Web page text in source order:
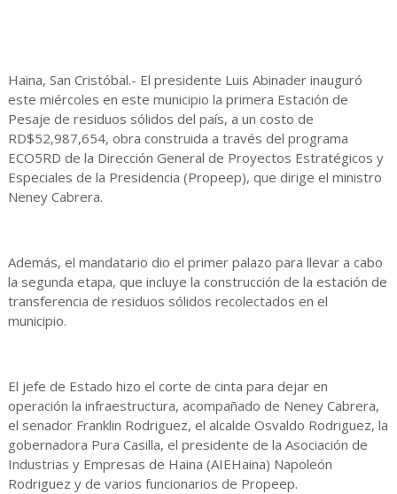
Haina, San Cristóbal.- El presidente Luis Abinader inauguró
este miércoles en este municipio la primera Estación de
Pesaje de residuos sólidos del país, a un costo de
RD$52,987,654, obra construida a través del programa
ECO5RD de la Dirección General de Proyectos Estratégicos y
Especiales de la Presidencia (Propeep), que dirige el ministro
Neney Cabrera.
Además, el mandatario dio el primer palazo para llevar a cabo
la segunda etapa, que incluye la construcción de la estación de
transferencia de residuos sólidos recolectados en el
municipio.
El jefe de Estado hizo el corte de cinta para dejar en
operación la infraestructura, acompañado de Neney Cabrera,
el senador Franklin Rodriguez, el alcalde Osvaldo Rodriguez, la
gobernadora Pura Casilla, el presidente de la Asociación de
Industrias y Empresas de Haina (AIEHaina) Napoleón
Rodriguez y de varios funcionarios de Propeep.